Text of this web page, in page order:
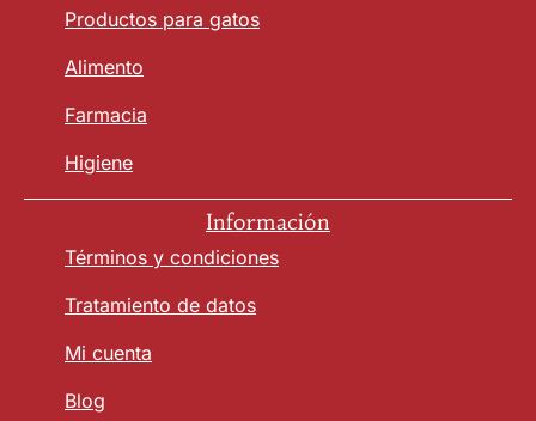
Productos para gatos
Alimento
Farmacia
Higiene
Información
Términos y condiciones
Tratamiento de datos
Mi cuenta
Blog